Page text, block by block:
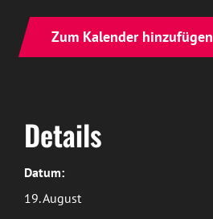
Zum Kalender hinzufügen
Details
Datum:
19. August